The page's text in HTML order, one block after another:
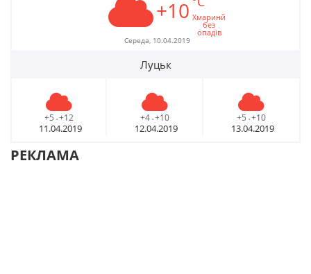
+10 Хмаринй
без
опадів
Середа, 10.04.2019
Луцьк
+5 - +12
11.04.2019
+4 - +10
12.04.2019
+5 - +10
13.04.2019
РЕКЛАМА